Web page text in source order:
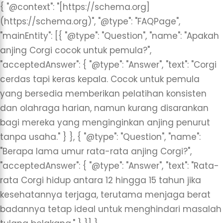
{ "@context": "[https://schema.org]
(https://schema.org)", "@type": "FAQPage",
"mainEntity": [{ "@type": "Question", "name": "Apakah
anjing Corgi cocok untuk pemula?",
"acceptedAnswer": { "@type": "Answer", "text": "Corgi
cerdas tapi keras kepala. Cocok untuk pemula
yang bersedia memberikan pelatihan konsisten
dan olahraga harian, namun kurang disarankan
bagi mereka yang menginginkan anjing penurut
tanpa usaha." } }, { "@type": "Question", "name":
"Berapa lama umur rata-rata anjing Corgi?",
"acceptedAnswer": { "@type": "Answer", "text": "Rata-
rata Corgi hidup antara 12 hingga 15 tahun jika
kesehatannya terjaga, terutama menjaga berat
badannya tetap ideal untuk menghindari masalah